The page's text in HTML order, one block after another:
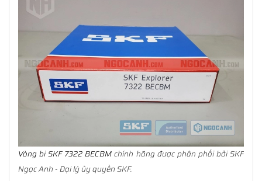
Vòng bi SKF 7322 BECBMchính hãng được phân phối bởi SKF
Ngọc Anh - Đại lý ủy quyền SKF.